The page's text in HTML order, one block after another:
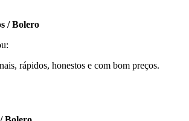
/Bolero
rápidos, honestos e com bom preços.